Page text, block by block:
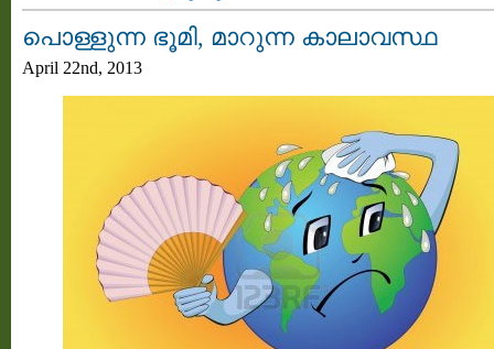
പൊള്ളുന്ന ഭൂമി, മാറുന്ന കാലാവസ്ഥ
April 22nd, 2013